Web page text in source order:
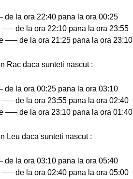
de la ora 22:40 pana la ora 00:25
—– de la ora 22:10 pana la ora 23:55
—– de la ora 21:25 pana la ora 23:10
Rac daca sunteti nascut :
de la ora 00:25 pana la ora 03:10
—– de la ora 23:55 pana la ora 02:40
—– de la ora 23:10 pana la ora 01:40
Leu daca sunteti nascut :
de la ora 03:10 pana la ora 05:40
—– de la ora 02:40 pana la ora 05:00